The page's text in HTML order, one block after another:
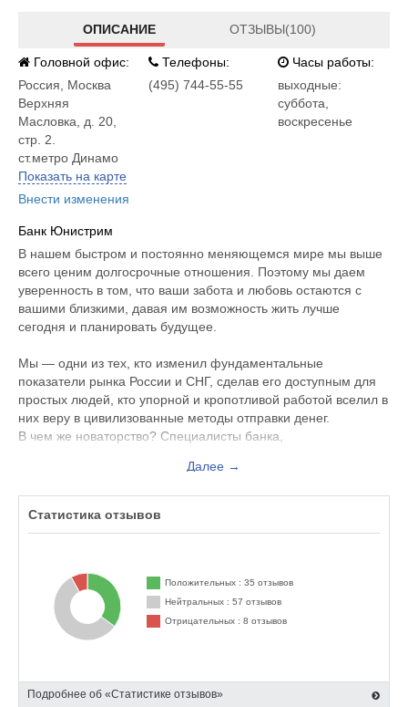
ОПИСАНИЕ ОТЗЫВЫ(100)
Головной офис:
Россия
Москва
Верхняя
Масловка, д. 20,
стр. 2.
ст.метро Динамо
Показать на карте
Внести изменения
Телефоны:
(495) 744-55-55
Часы работы:
выходные:
суббота,
воскресенье
Банк Юнистрим
В нашем быстром и постоянно меняющемся мире мы выше
всего ценим долгосрочные отношения. Поэтому мы даем
уверенность в том, что ваши забота и любовь остаются с
вашими близкими, давая им возможность жить лучше
сегодня и планировать будущее.
Мы — одни из тех, кто изменил фундаментальные
показатели рынка России и СНГ, сделав его доступным для
простых людей, кто упорной и кропотливой работой вселил в
них веру в цивилизованные методы отправки денег.
В чем же новаторство? Специалисты банка,
денежных переводов являлась практически недоступной для
тарифов. Тогда как людей, нуждавшихся в возможности
миграционных потоков и экономического роста в целом.
Клиентам были предложены самые низкие ставки — всего от
1% с суммы перевода. При этом уровень обслуживания не
Спрос оказался огромным, число клиентов стремительно
Далее →
Статистика отзывов
Положительных : 35 отзывов
Нейтральных : 57 отзывов
Отрицательных : 8 отзывов
Подробнее об «Статистике отзывов»